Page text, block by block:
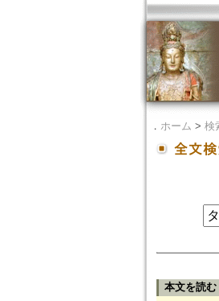
． ホーム > 検
本文を読む